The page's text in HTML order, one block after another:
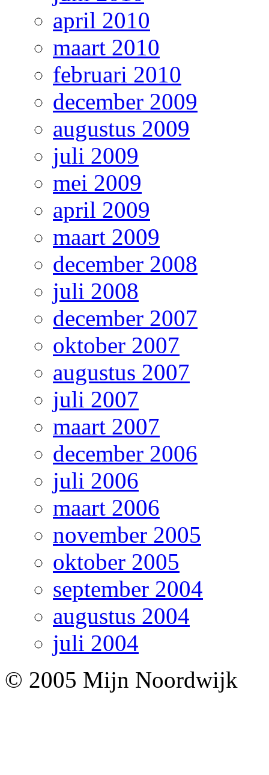
april 2010
maart 2010
februari 2010
december 2009
augustus 2009
juli 2009
mei 2009
april 2009
maart 2009
december 2008
juli 2008
december 2007
oktober 2007
augustus 2007
juli 2007
maart 2007
december 2006
juli 2006
maart 2006
november 2005
oktober 2005
september 2004
augustus 2004
juli 2004
© 2005 Mijn Noordwijk